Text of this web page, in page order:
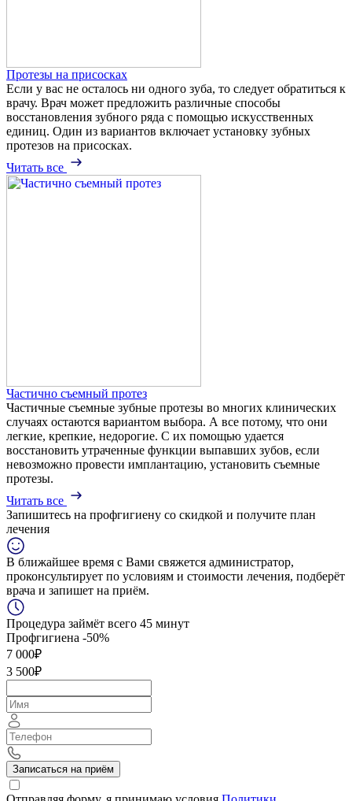
Протезы на присосках
Если у вас не осталось ни одного зуба, то следует обратиться к
врачу. Врач может предложить различные способы
восстановления зубного ряда с помощью искусственных
единиц. Один из вариантов включает установку зубных
протезов на присосках.
Читать все
Частично съемный протез
Частичные съемные зубные протезы во многих клинических
случаях остаются вариантом выбора. А все потому, что они
легкие, крепкие, недорогие. С их помощью удается
восстановить утраченные функции выпавших зубов, если
невозможно провести имплантацию, установить съемные
протезы.
Читать все
Запишитесь на профгигиену со скидкой и получите план
лечения
В ближайшее время с Вами свяжется администратор,
проконсультирует по условиям и стоимости лечения, подберёт
врача и запишет на приём.
Процедура займёт всего 45 минут
Профгигиена -50%
7 000₽
3 500₽
Записаться на приём